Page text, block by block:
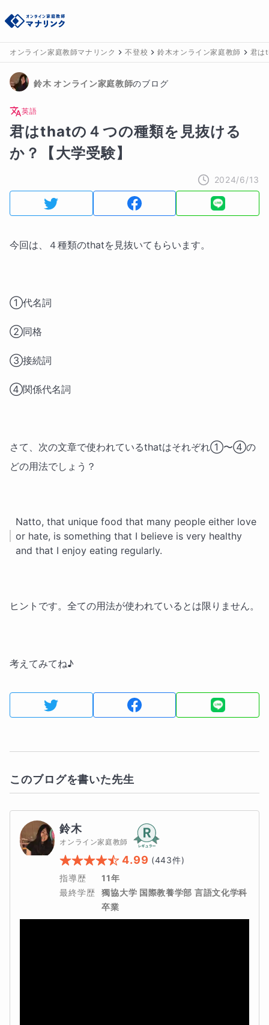
オンライン家庭教師マナリンク 不登校 鈴木オンライン家庭教師 君は
鈴木 オンライン家庭教師のブログ
英語
君はthatの４つの種類を見抜ける
か？【大学受験】
2024/6/13
今回は、４種類のthatを見抜いてもらいます。
①代名詞
②同格
③接続詞
④関係代名詞
さて、次の文章で使われているthatはそれぞれ①〜④の
どの用法でしょう？
Natto, that unique food that many people either love
or hate, is something that I believe is very healthy
and that I enjoy eating regularly.
ヒントです。全ての用法が使われているとは限りません。
考えてみてね♪
このブログを書いた先生
鈴木
オンライン家庭教師
4.99 (443件)
指導歴
11年
最終学歴
獨協大学 国際教養学部 言語文化学科
卒業